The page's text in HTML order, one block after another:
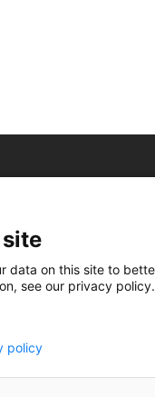
data on this site to
see our privacy policy.
policy